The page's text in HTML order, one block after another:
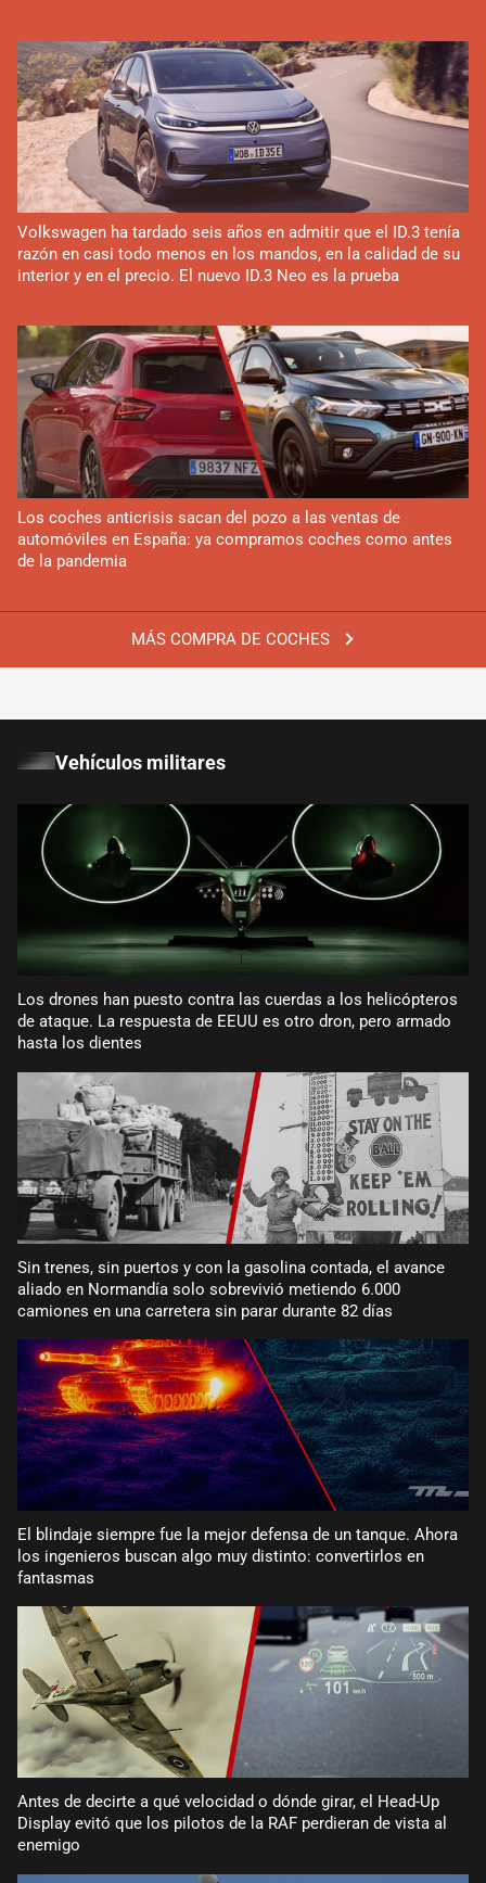
MÁS COMPRA DE COCHES
Volkswagen ha tardado seis años en admitir que el ID.3 tenía
razón en casi todo menos en los mandos, en la calidad de su
interior y en el precio. El nuevo ID.3 Neo es la prueba
Los coches anticrisis sacan del pozo a las ventas de
automóviles en España: ya compramos coches como antes
de la pandemia
Vehículos militares
Los drones han puesto contra las cuerdas a los helicópteros
de ataque. La respuesta de EEUU es otro dron, pero armado
hasta los dientes
Sin trenes, sin puertos y con la gasolina contada, el avance
aliado en Normandía solo sobrevivió metiendo 6.000
camiones en una carretera sin parar durante 82 días
El blindaje siempre fue la mejor defensa de un tanque. Ahora
los ingenieros buscan algo muy distinto: convertirlos en
fantasmas
Antes de decirte a qué velocidad o dónde girar, el Head-Up
Display evitó que los pilotos de la RAF perdieran de vista al
enemigo